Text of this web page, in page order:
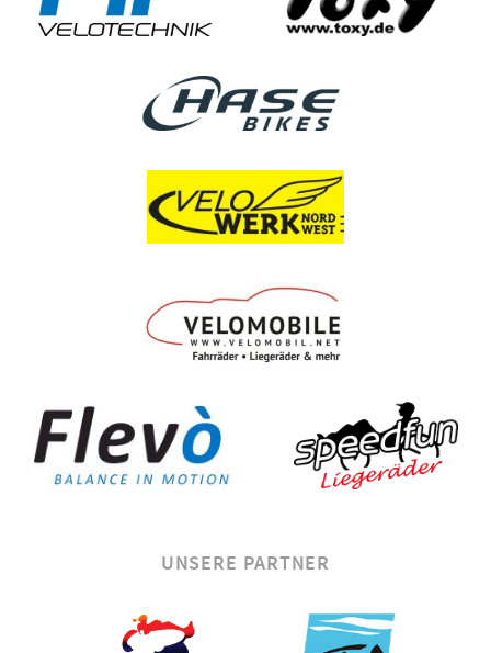
UNSERE PARTNER